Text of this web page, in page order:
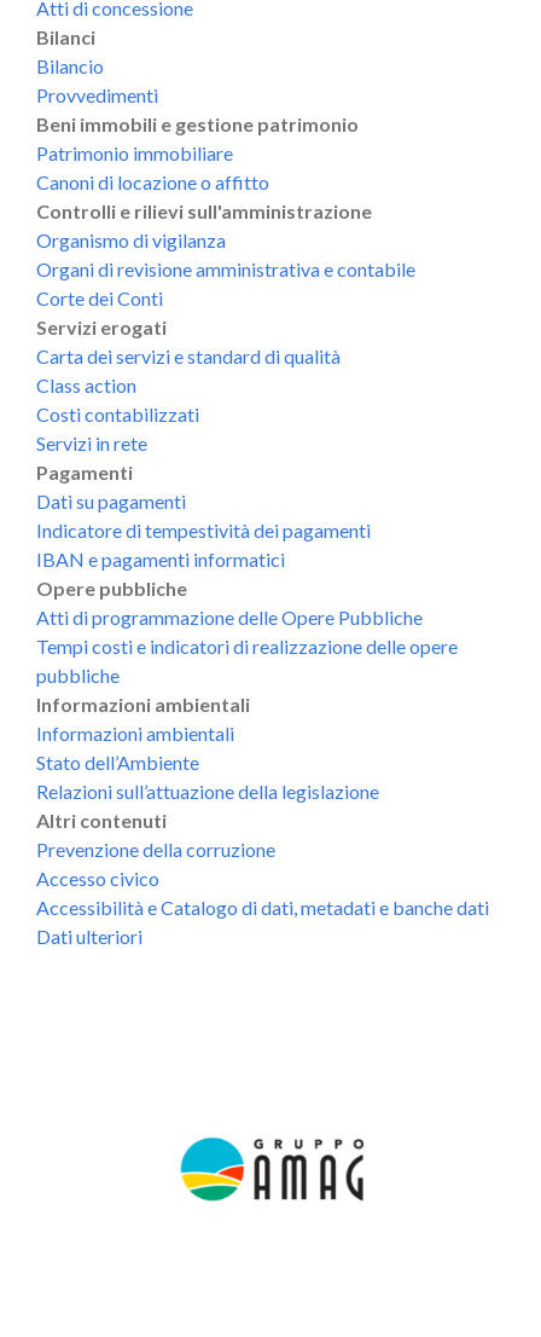
Atti di concessione
Bilanci
Bilancio
Provvedimenti
Beni immobili e gestione patrimonio
Patrimonio immobiliare
Canoni di locazione o affitto
Controlli e rilievi sull'amministrazione
Organismo di vigilanza
Organi di revisione amministrativa e contabile
Corte dei Conti
Servizi erogati
Carta dei servizi e standard di qualità
Class action
Costi contabilizzati
Servizi in rete
Pagamenti
Dati su pagamenti
Indicatore di tempestività dei pagamenti
IBAN e pagamenti informatici
Opere pubbliche
Atti di programmazione delle Opere Pubbliche
Tempi costi e indicatori di realizzazione delle opere
pubbliche
Informazioni ambientali
Informazioni ambientali
Stato dell’Ambiente
Relazioni sull’attuazione della legislazione
Altri contenuti
Prevenzione della corruzione
Accesso civico
Accessibilità e Catalogo di dati, metadati e banche dati
Dati ulteriori